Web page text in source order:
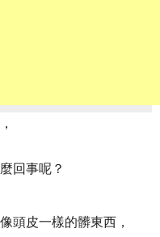
回事呢？
頭皮一樣的髒東西，